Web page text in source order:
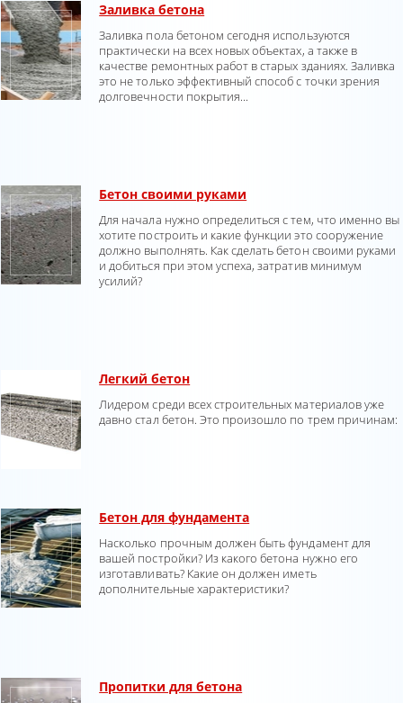
Заливка бетона
Заливка пола бетоном сегодня используются
практически на всех новых объектах, а также в
качестве ремонтных работ в старых зданиях. Заливка
это не только эффективный способ с точки зрения
долговечности покрытия...
Бетон своими руками
Для начала нужно определиться с тем, что именно вы
хотите построить и какие функции это сооружение
должно выполнять. Как сделать бетон своими руками
и добиться при этом успеха, затратив минимум
усилий?
Легкий бетон
Лидером среди всех строительных материалов уже
давно стал бетон. Это произошло по трем причинам:
Бетон для фундамента
Насколько прочным должен быть фундамент для
вашей постройки? Из какого бетона нужно его
изготавливать? Какие он должен иметь
дополнительные характеристики?
Пропитки для бетона